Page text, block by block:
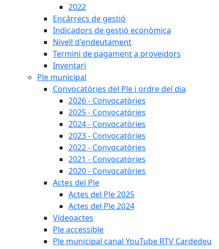
2022
Encàrrecs de gestió
Indicadors de gestió econòmica
Nivell d'endeutament
Termini de pagament a proveïdors
Inventari
Ple municipal
Convocatòries del Ple i ordre del dia
2026 - Convocatòries
2025 - Convocatòries
2024 - Convocatòries
2023 - Convocatòries
2022 - Convocatòries
2021 - Convocatòries
2020 - Convocatòries
Actes del Ple
Actes del Ple 2025
Actes del Ple 2024
Vídeoactes
Ple accessible
Ple municipal canal YouTube RTV Cardedeu